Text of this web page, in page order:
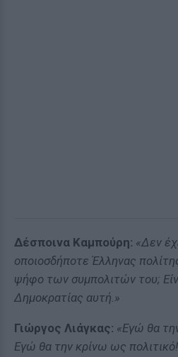
Δέσποινα Καμπούρη: «Δεν
οποιοσδήποτε Έλληνας
ψήφο των συμπολιτών του;
Δημοκρατίας αυτή.»
Γιώργος Λιάγκας: «Εγώ θα
Εγώ θα την κρίνω ως